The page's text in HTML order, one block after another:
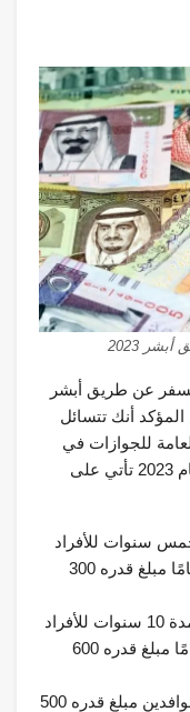
2023
عن طريق أبشر
أنك تتسائل
للجوازات في
المملكة العربية السعودية أن الرسوم لعام 2023 تأتي على
سنوات للأفراد
الذين تقل أعمارهم عن عشرين عامًا مبلغ قدره 300
فيما تبلغ رسوم تجديد الباسبور لمدة 10 سنوات للأفراد
الذي تقل أعمارهم عن عشرين عامًا مبلغ قدره 600
بينما تبلغ رسوم تجديد الباسبور للوافدين مبلغ قدره 500